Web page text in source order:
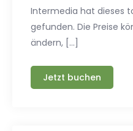
Intermedia hat dieses
gefunden. Die Preise
ändern, […]
Jetzt buchen